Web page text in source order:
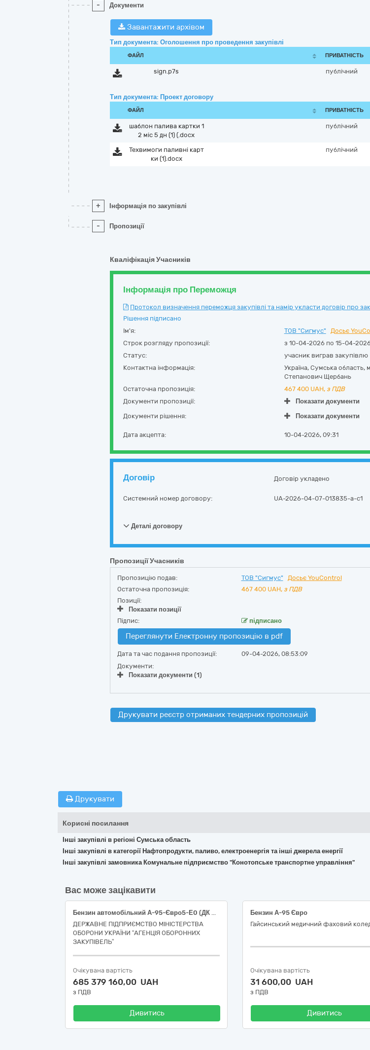
- Документи
Завантажити архівом
Тип документа: Оголошення про проведення закупівлі
ФАЙЛ ПРИВАТНІСТЬ
sign.p7s публічний
Тип документа: Проект договору
ФАЙЛ ПРИВАТНІСТЬ
шаблон палива картки 1
2 міс 5 дн (1) (.docx
публічний
Техвимоги паливні карт
ки (1).docx
публічний
+ Інформація по закупівлі
- Пропозиції
Кваліфікація Учасників
Інформація про Переможця
Протокол визначення переможця закупівлі та намір укласти договір про
Рішення підписано
Ім'я:
ТОВ "Сигмус"
Досьє
Строк розгляду пропозиції:
з 10-04-2026 по 15-04-
Статус:
учасник виграв закупівлю
Контактна інформація:
Україна, Сумська область,
Степанович Щербань
Остаточна пропозиція:
467 400 UAH, з ПДВ
Документи пропозиції:
Показати документи
Документи рішення:
Показати документи
Дата акцепта: 10-04-2026, 09:31
Договір Договір укладено
Системний номер договору: UA-2026-04-07-013835-a-c1
Деталі договору
Пропозиції Учасників
Пропозицію подав: ТОВ "Сигмус"
Досьє YouControl
Остаточна пропозиція:
467 400 UAH, з ПДВ
Позиції:
Показати позиції
Підпис:
підписано
Переглянути Електронну пропозицію в pdf
Дата та час подання пропозиції:
09-04-2026, 08:53:09
Документи:
Показати документи (1)
Друкувати реєстр отриманих тендерних пропозицій
Друкувати
Корисні посилання
Інші закупівлі в регіоні Сумська область
Інші закупівлі в категорії Нафтопродукти, паливо, електроенергія та інші джерела енергії
Інші закупівлі замовника Комунальне підприємство "Конотопське транспортне управління"
Вас може зацікавити
Бензин автомобільний А-95-Євро5-Е0 (ДК 021:2015: 09130000-9: Нафта і дистиляти)
ДЕРЖАВНЕ ПІДПРИЄМСТВО МІНІСТЕРСТВА
ОБОРОНИ УКРАЇНИ “АГЕНЦІЯ ОБОРОННИХ
ЗАКУПІВЕЛЬ”
Очікувана вартість
685 379 160,00 UAH
з ПДВ
Дивитись
Бензин А-95 Євро
Гайсинський медичний фаховий
Очікувана вартість
31 600,00 UAH
з ПДВ
Дивитись